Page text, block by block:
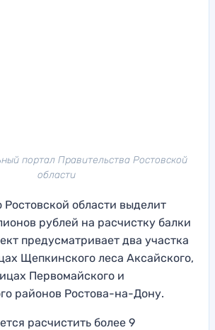
портал Правительства Ростовской
области
Ростовской области выделит
рублей на расчистку балки
предусматривает два участка
Щепкинского леса Аксайского,
Первомайского и
районов Ростова-на-Дону.
расчистить более 9